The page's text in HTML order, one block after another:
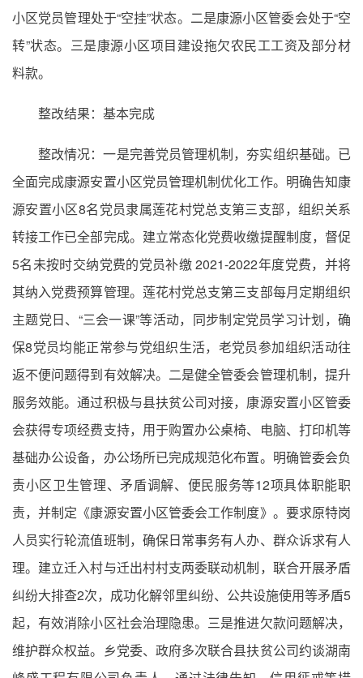
小区党员管理处于“空挂”状态。二是康源小区管委会处于“空
转”状态。三是康源小区项目建设拖欠农民工工资及部分材
料款。
整改结果：基本完成
整改情况：一是完善党员管理机制，夯实组织基础。已
全面完成康源安置小区党员管理机制优化工作。明确告知康
源安置小区8名党员隶属莲花村党总支第三支部，组织关系
转接工作已全部完成。建立常态化党费收缴提醒制度，督促
5名未按时交纳党费的党员补缴 2021-2022年度党费，并将
其纳入党费预算管理。莲花村党总支第三支部每月定期组织
主题党日、“三会一课”等活动，同步制定党员学习计划，确
保8党员均能正常参与党组织生活，老党员参加组织活动往
返不便问题得到有效解决。二是健全管委会管理机制，提升
服务效能。通过积极与县扶贫公司对接，康源安置小区管委
会获得专项经费支持，用于购置办公桌椅、电脑、打印机等
基础办公设备，办公场所已完成规范化布置。明确管委会负
责小区卫生管理、矛盾调解、便民服务等12项具体职能职
责，并制定《康源安置小区管委会工作制度》。要求原特岗
人员实行轮流值班制，确保日常事务有人办、群众诉求有人
理。建立迁入村与迁出村村支两委联动机制，联合开展矛盾
纠纷大排查2次，成功化解邻里纠纷、公共设施使用等矛盾5
起，有效消除小区社会治理隐患。三是推进欠款问题解决，
维护群众权益。乡党委、政府多次联合县扶贫公司约谈湖南